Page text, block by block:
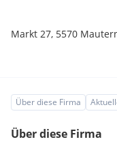
Markt 27, 5570
Über diese Firma
Über diese Firma